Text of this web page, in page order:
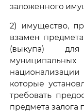
заложенного
2) имущество,
взамен
(выкупа)
которые
требовать
предмета залога